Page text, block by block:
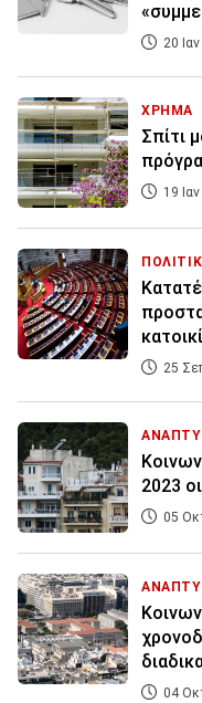
20
ΧΡΗΜΑ
Σπίτι
19
25
2023
05
04